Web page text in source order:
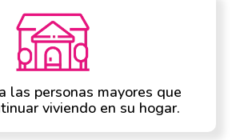
las personas mayores que
viviendo en su hogar.